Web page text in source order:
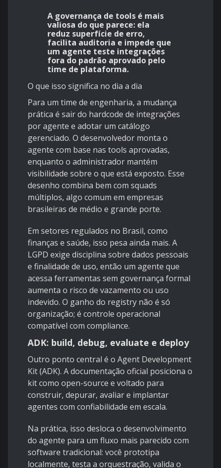
A governança de tools é mais
valiosa do que parece: ela
reduz superfície de erro,
facilita auditoria e impede que
um agente teste integrações
fora do padrão aprovado pelo
time de plataforma.
O que isso significa no dia a dia
Para um time de engenharia, a mudança
prática é sair do hardcode de integrações
por agente e adotar um catálogo
gerenciado. O desenvolvedor monta o
agente com base nas tools aprovadas,
enquanto o administrador mantém
visibilidade sobre o que está exposto. Esse
desenho combina bem com squads
múltiplos, algo comum em empresas
brasileiras de médio e grande porte.
Em setores regulados no Brasil, como
finanças e saúde, isso pesa ainda mais. A
LGPD exige disciplina sobre dados pessoais
e finalidade de uso, então um agente que
acessa ferramentas sem governança formal
aumenta o risco de vazamento ou uso
indevido. O ganho do registry não é só
organização; é controle operacional
compatível com compliance.
ADK: build, debug, evaluate e deploy
Outro ponto central é o Agent Development
Kit (ADK). A documentação oficial posiciona o
kit como open-source e voltado para
construir, depurar, avaliar e implantar
agentes com confiabilidade em escala.
Na prática, isso desloca o desenvolvimento
do agente para um fluxo mais parecido com
software tradicional: você prototipa
localmente, testa a orquestração, valida o